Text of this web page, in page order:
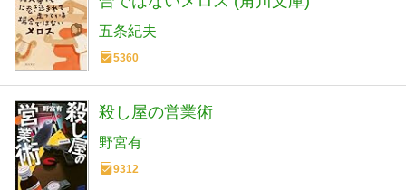
五条紀夫
5360
殺し屋の営業術
野宮有
9312